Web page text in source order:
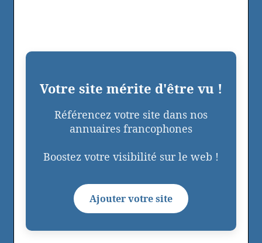
Votre site mérite d'être vu !
Référencez votre site dans nos
annuaires francophones
Boostez votre visibilité sur le web !
Ajouter votre site